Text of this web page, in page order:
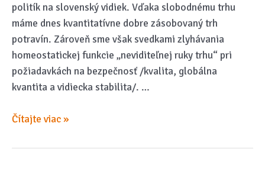
politík na slovenský vidiek. Vďaka slobodnému trhu
máme dnes kvantitatívne dobre zásobovaný trh
potravín. Zároveň sme však svedkami zlyhávania
homeostatickej funkcie „neviditeľnej ruky trhu“ pri
požiadavkách na bezpečnosť /kvalita, globálna
kvantita a vidiecka stabilita/. …
Rozhovor
Sergejom
Čítajte viac »